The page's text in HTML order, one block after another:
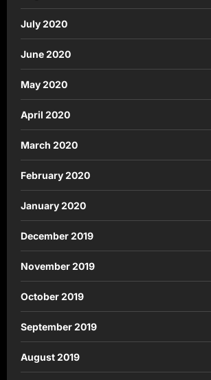
July 2020
June 2020
May 2020
April 2020
March 2020
February 2020
January 2020
December 2019
November 2019
October 2019
September 2019
August 2019